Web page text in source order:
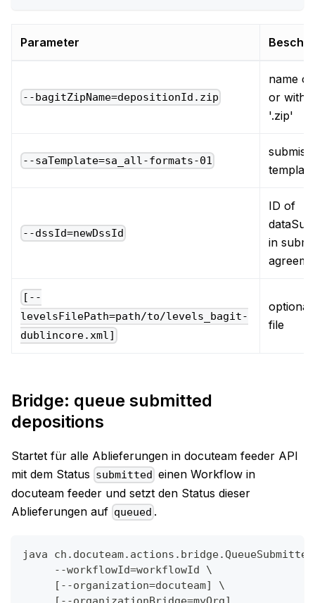
Parameter
--bagitZipName=depositionId.zip
name
or
'.zip'
--saTemplate=sa_all-formats-01
template
--dssId=newDssId
ID of
in
[--
levelsFilePath=path/to/levels_bagit-
dublincore.xml]
file
Bridge: queue submitted
depositions
Startet für alle Ablieferungen in docuteam feeder API
mit dem Status submitted einen Workflow in
docuteam feeder und setzt den Status dieser
Ablieferungen auf queued .
java
     --workflowId=workflowId \
     [--organization=docuteam] \